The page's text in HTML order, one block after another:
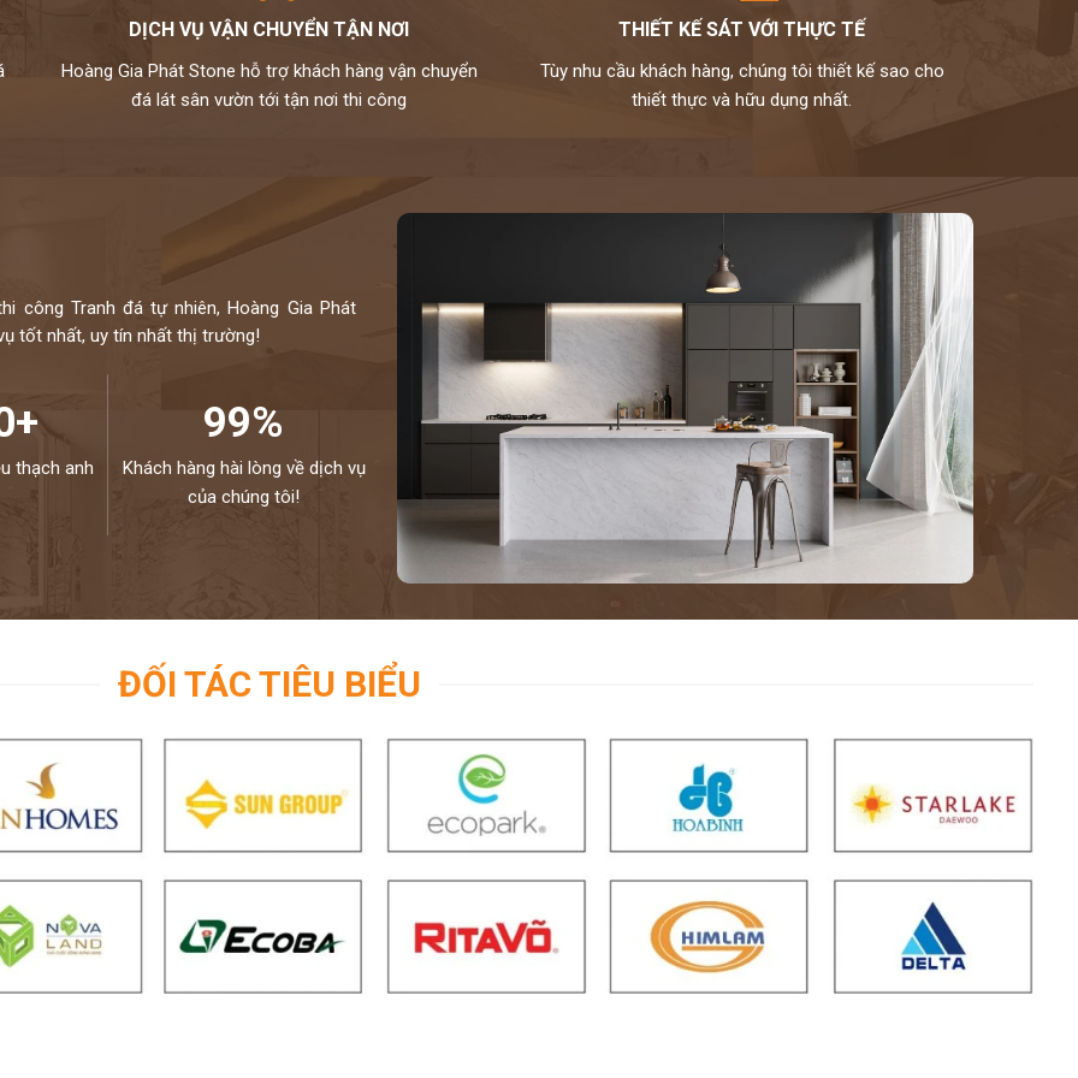
hợp cho mọi không gian.
đặt theo yêu cầu cho khách hàng nên không phải qua
khách hàng trong vòng 24h,tất cả thành phẩm của
hành cùng khách hàng.
thi công đá bàn bếp số 1 tại Hà Nội
CỦA CHÚNG TÔI - HÂN HẠNH
0972101656 - 0946916986
DỊCH VỤ VẬN CHUYỂN TẬN NƠI
Hoàng Gia Phát Stone hỗ trợ khách hàng vận chuyển
đá lát sân vườn tới tận nơi thi công
THIẾT KẾ SÁT VỚI THỰC TẾ
Tùy nhu cầu khách hàng, chúng tôi thiết kế sao cho
thiết thực và hữu dụng nhất.
công Tranh đá tự nhiên, Hoàng Gia Phát
tốt nhất, uy tín nhất thị trường!
thạch anh
99%
Khách hàng hài lòng về dịch vụ
của chúng tôi!
ĐỐI TÁC TIÊU BIỂU